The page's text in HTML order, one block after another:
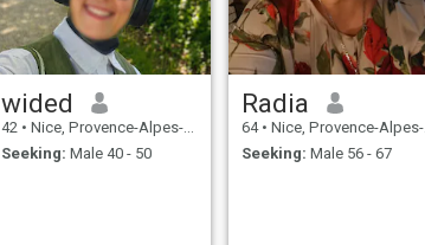
wided
42 • Nice, Provence-Alpes-Côte d'Azur, France
Seeking: Male 40 - 50
Radia
64 • Nice, Provence-Alpes-Côte d'Azur, France
Seeking: Male 56 - 67